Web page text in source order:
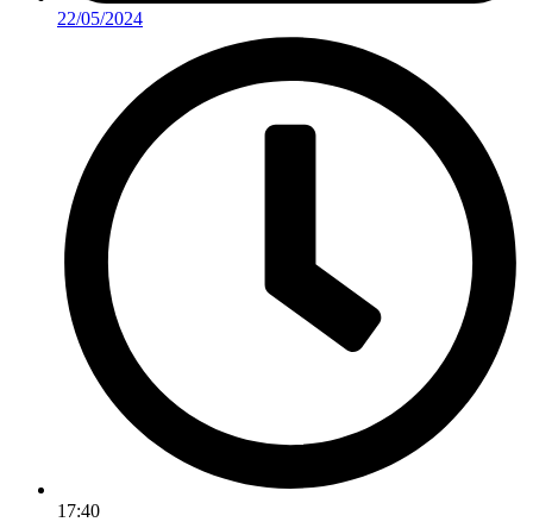
22/05/2024
17:40